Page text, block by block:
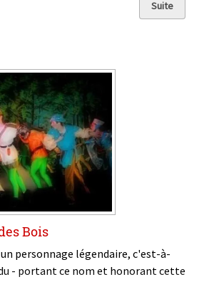
Suite
Bois
personnage légendaire, c'est-à-
- portant ce nom et honorant cette